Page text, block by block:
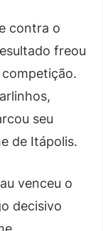
contra o
freou
competição.
seu
de Itápolis.
venceu o
decisivo